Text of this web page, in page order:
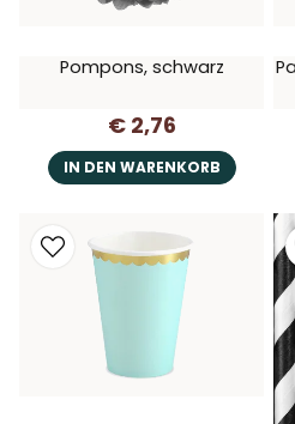
Pompons, schwarz
€ 2,76
IN DEN WARENKORB